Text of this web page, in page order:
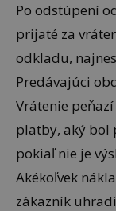
Po odstúpení
prijaté za
odkladu,
Predávajúci
Vrátenie
platby, aký bol
pokiaľ nie je
Akékoľvek
zákazník